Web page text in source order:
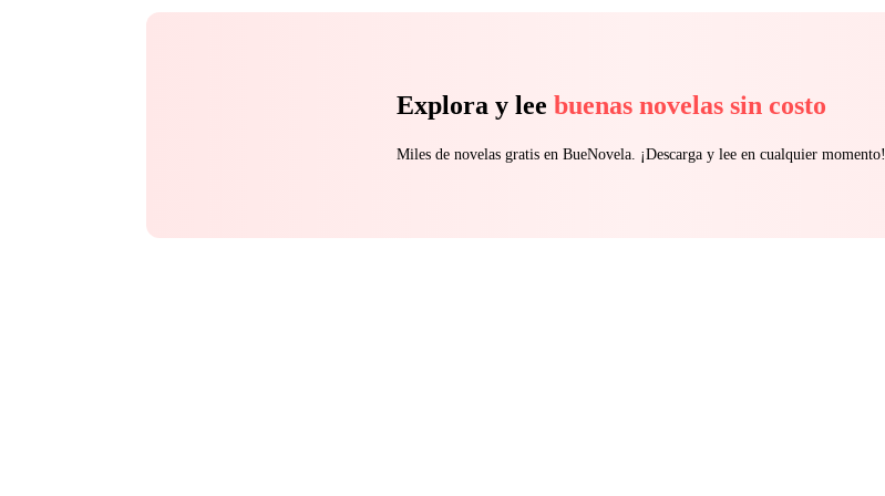
Explora y lee buenas novelas sin costo
Miles de novelas gratis en BueNovela. ¡Descarga y lee en cualquier momento!